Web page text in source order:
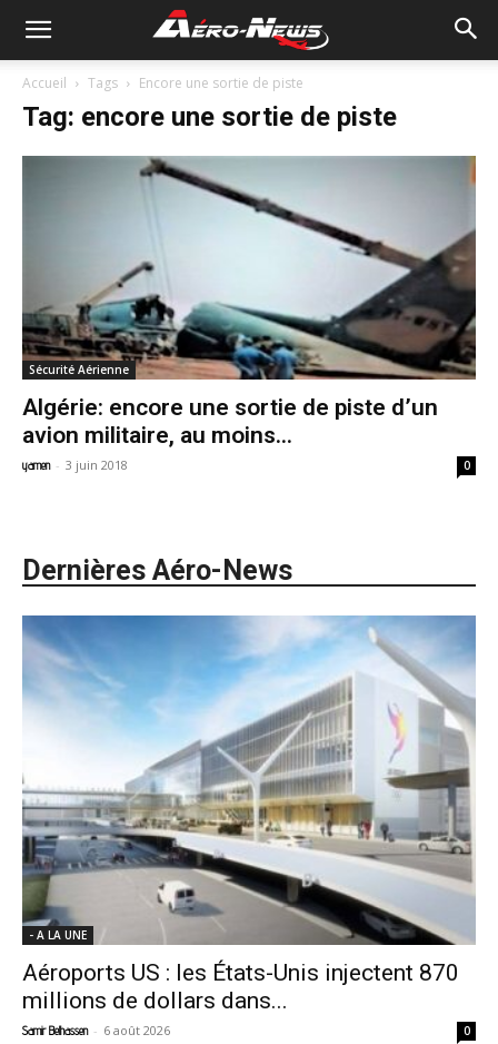
Accueil Tags Encore une sortie de piste
Tag: encore une sortie de piste
Sécurité Aérienne
Algérie: encore une sortie de piste d’un
avion militaire, au moins...
yamen - 3 juin 2018 0
Dernières Aéro-News
- A LA UNE
Aéroports US : les États-Unis injectent 870
millions de dollars dans...
Samir Belhassen - 6 août 2026 0